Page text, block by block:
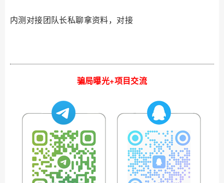
内测对接团队长私聊拿资料，对接
骗局曝光+项目交流